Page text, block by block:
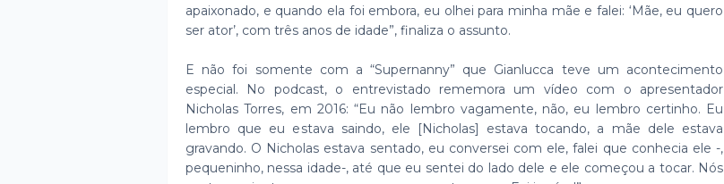
apaixonado, e quando ela foi embora, eu olhei para minha mãe e falei: ‘Mãe, eu quero
ser ator’, com três anos de idade”, finaliza o assunto.
E não foi somente com a “Supernanny” que Gianlucca teve um acontecimento
especial. No podcast, o entrevistado rememora um vídeo com o apresentador
Nicholas Torres, em 2016: “Eu não lembro vagamente, não, eu lembro certinho. Eu
lembro que eu estava saindo, ele [Nicholas] estava tocando, a mãe dele estava
gravando. O Nicholas estava sentado, eu conversei com ele, falei que conhecia ele -,
pequeninho, nessa idade-, até que eu sentei do lado dele e ele começou a tocar. Nós